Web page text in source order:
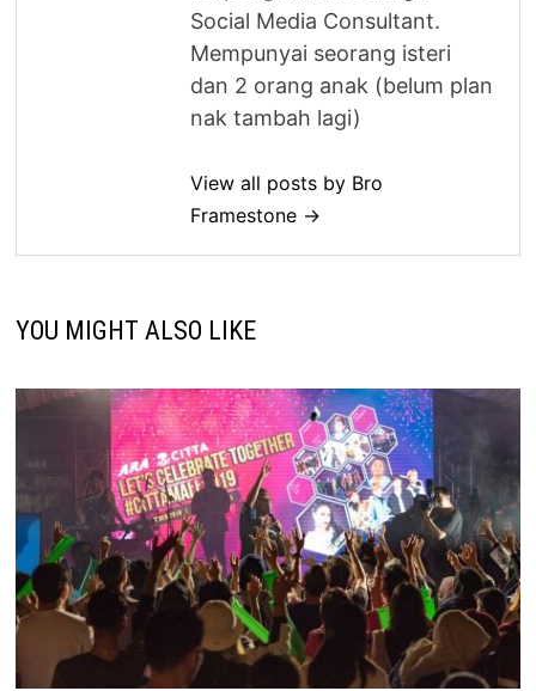
Social Media Consultant.
Mempunyai seorang isteri
dan 2 orang anak (belum plan
nak tambah lagi)
View all posts by Bro
Framestone →
YOU MIGHT ALSO LIKE